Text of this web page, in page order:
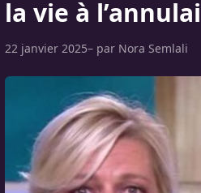
la vie à
22 janvier 2025– par Nora Semlali